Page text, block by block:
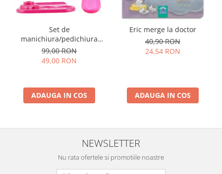
Set de
manichiura/pedichiura
pentru copii si accesorii, +5
ani, 37 x 27 x 6 cm
99,00 RON
49,00 RON
ADAUGA IN COS
Eric merge la doctor
40,90 RON
24,54 RON
ADAUGA IN COS
NEWSLETTER
Nu rata ofertele si promotiile noastre